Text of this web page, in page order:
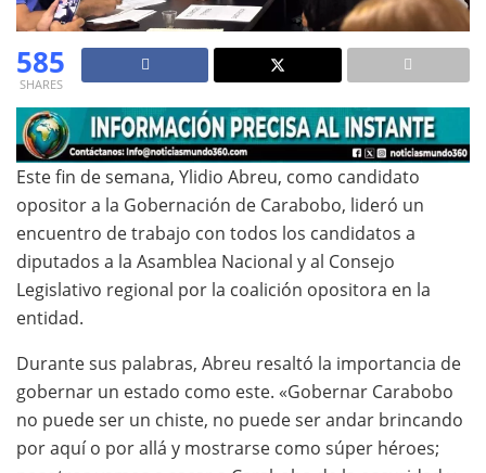
585
SHARES
Este fin de semana, Ylidio Abreu, como candidato
opositor a la Gobernación de Carabobo, lideró un
encuentro de trabajo con todos los candidatos a
diputados a la Asamblea Nacional y al Consejo
Legislativo regional por la coalición opositora en la
entidad.
Durante sus palabras, Abreu resaltó la importancia de
gobernar un estado como este. «Gobernar Carabobo
no puede ser un chiste, no puede ser andar brincando
por aquí o por allá y mostrarse como súper héroes;